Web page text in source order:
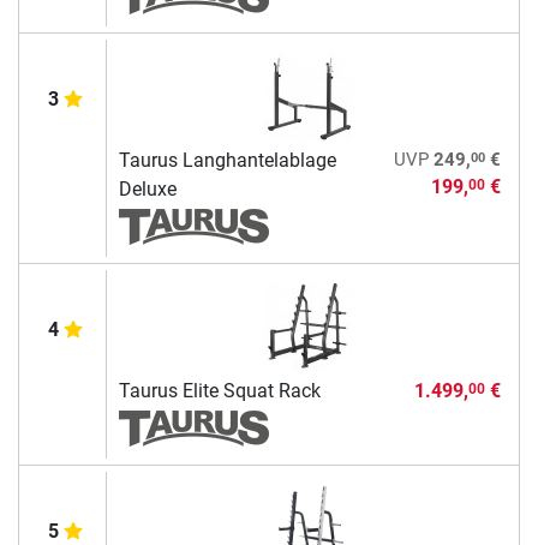
3
Taurus Langhantelablage
Deluxe
UVP 249,00€
199,00€
4
Taurus Elite Squat Rack 1.499,00€
5